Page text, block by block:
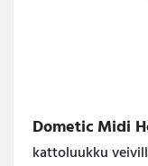
Dometic Midi
kattoluukku